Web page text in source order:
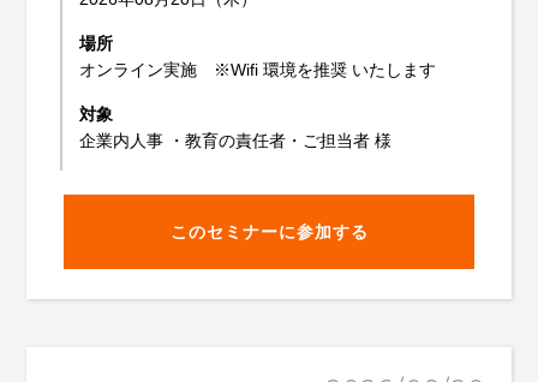
場所
オンライン実施 ※Wifi 環境を推奨 いたします
対象
企業内人事 ・教育の責任者・ご担当者 様
このセミナーに参加する